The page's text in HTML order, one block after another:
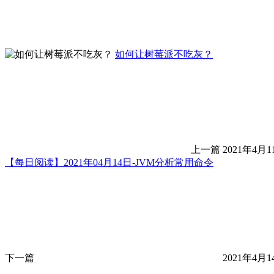
如何让树莓派不吃灰？
上一篇 2021年4月
【每日阅读】2021年04月14日-JVM分析常用命令
下一篇 2021年4月